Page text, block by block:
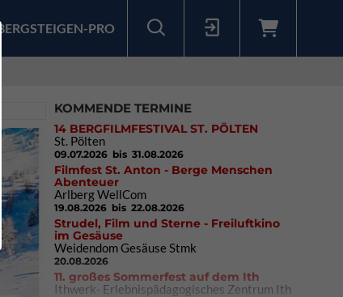
BERGSTEIGEN-PRO
KOMMENDE TERMINE
14 BERGFILMFESTIVAL ST. PÖLTEN
St. Pölten
09.07.2026 bis 31.08.2026
Filmfest St. Anton - Berge Menschen
Abenteuer
Arlberg WellCom
19.08.2026 bis 22.08.2026
Strudel, Film und Sterne - Freiluftkino
im Gesäuse
Weidendom Gesäuse Stmk
20.08.2026
11. großes Sommerfest auf dem Ith
Ithwerk- Erlebnispädagogisches Zentrum Ith